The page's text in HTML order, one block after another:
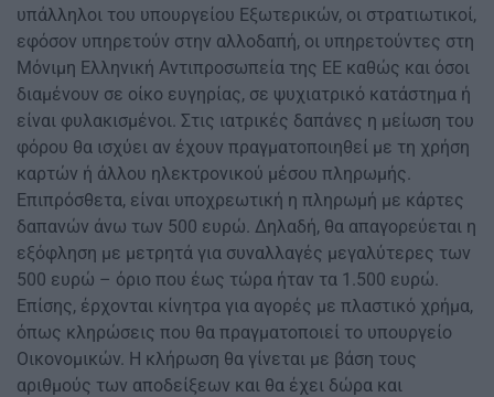
υπάλληλοι του υπουργείου Εξωτερικών, οι στρατιωτικοί,
εφόσον υπηρετούν στην αλλοδαπή, οι υπηρετούντες στη
Μόνιμη Ελληνική Αντιπροσωπεία της ΕΕ καθώς και όσοι
διαμένουν σε οίκο ευγηρίας, σε ψυχιατρικό κατάστημα ή
είναι φυλακισμένοι. Στις ιατρικές δαπάνες η μείωση του
φόρου θα ισχύει αν έχουν πραγματοποιηθεί με τη χρήση
καρτών ή άλλου ηλεκτρονικού μέσου πληρωμής.
Επιπρόσθετα, είναι υποχρεωτική η πληρωμή με κάρτες
δαπανών άνω των 500 ευρώ. Δηλαδή, θα απαγορεύεται η
εξόφληση με μετρητά για συναλλαγές μεγαλύτερες των
500 ευρώ – όριο που έως τώρα ήταν τα 1.500 ευρώ.
Επίσης, έρχονται κίνητρα για αγορές με πλαστικό χρήμα,
όπως κληρώσεις που θα πραγματοποιεί το υπουργείο
Οικονομικών. Η κλήρωση θα γίνεται με βάση τους
αριθμούς των αποδείξεων και θα έχει δώρα και